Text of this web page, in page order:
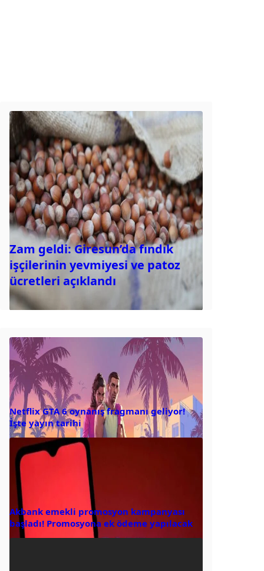
Zam geldi: Giresun’da fındık
işçilerinin yevmiyesi ve patoz
ücretleri açıklandı
Netflix GTA 6 oynanış fragmanı geliyor!
İşte yayın tarihi
Akbank emekli promosyon kampanyası
başladı! Promosyona ek ödeme yapılacak